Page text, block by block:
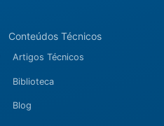
Conteúdos Técnicos
Artigos Técnicos
Biblioteca
Blog